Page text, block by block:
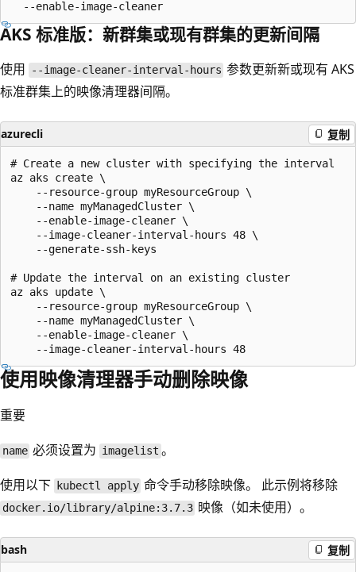
AKS 标准版：新群集或现有群集的更新间隔
使用 --image-cleaner-interval-hours 参数更新新或现有 AKS
标准群集上的映像清理器间隔。
azurecli 复制
# Create a new cluster with specifying the interval
az aks create \
    --resource-group myResourceGroup \
    --name myManagedCluster \
    --enable-image-cleaner \
    --image-cleaner-interval-hours 48 \
    --generate-ssh-keys
# Update the interval on an existing cluster
az aks update \
    --resource-group myResourceGroup \
    --name myManagedCluster \
    --enable-image-cleaner \
使用映像清理器手动删除映像
重要
name 必须设置为 imagelist 。
使用以下
kubectl apply 命令手动移除映像。 此示例将移除
docker.io/library/alpine:3.7.3 映像（如未使用）。
bash 复制